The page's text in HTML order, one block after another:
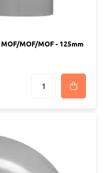
MOF/MOF - 125mm